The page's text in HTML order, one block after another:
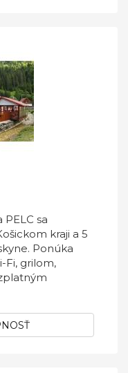
sa
kraji a 5
Ponúka
Fi, grilom,